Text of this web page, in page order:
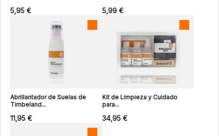
5,95 € 5,99 €
Abrillantador de Suelas de
Timbeland...
11,95 €
Kit de Limpieza y Cuidado
para...
34,95 €